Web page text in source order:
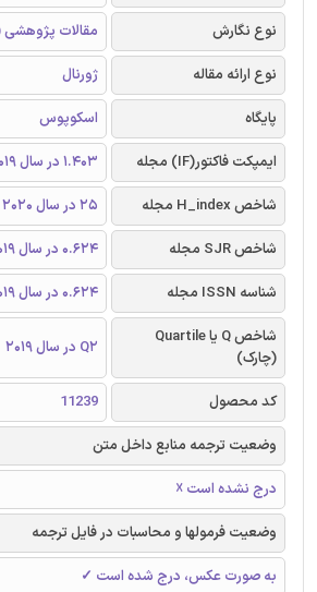
نوع نگارش
مقالات پژوهشی
نوع ارائه مقاله
ژورنال
پایگاه
اسکوپوس
ایمپکت فاکتور(IF) مجله
1.403 در سال 2019
شاخص H_index مجله
25 در سال 2020
شاخص SJR مجله
0.624 در سال 2019
شناسه ISSN مجله
0.624 در سال 2019
شاخص Q یا Quartile
(چارک)
Q2 در سال 2019
کد محصول
11239
وضعیت ترجمه منابع داخل متن
درج نشده است ☓
وضعیت فرمولها و محاسبات در فایل ترجمه
به صورت عکس، درج شده است ✓